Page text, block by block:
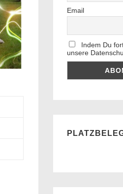
Email
Indem Du
unsere